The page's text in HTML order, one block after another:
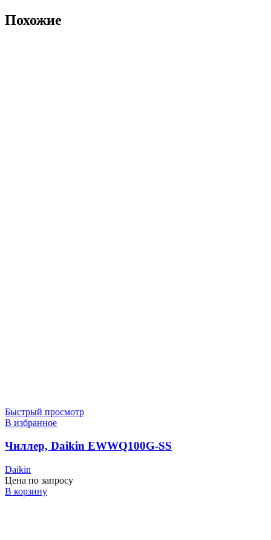
Похожие
Быстрый просмотр
В избранное
Чиллер, Daikin EWWQ100G-SS
Daikin
Цена по запросу
В корзину